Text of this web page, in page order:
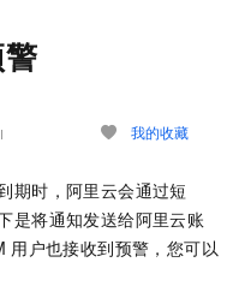
我的收藏
期时，阿里云会通过短
是将通知发送给阿里云账
用户也接收到预警，您可以